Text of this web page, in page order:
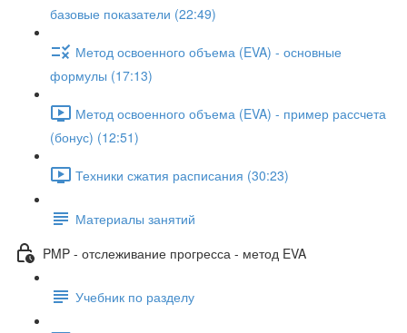
базовые показатели (22:49)
Метод освоенного объема (EVA) - основные
формулы (17:13)
Метод освоенного объема (EVA) - пример рассчета
(бонус) (12:51)
Техники сжатия расписания (30:23)
Материалы занятий
PMP - отслеживание прогресса - метод EVA
Учебник по разделу